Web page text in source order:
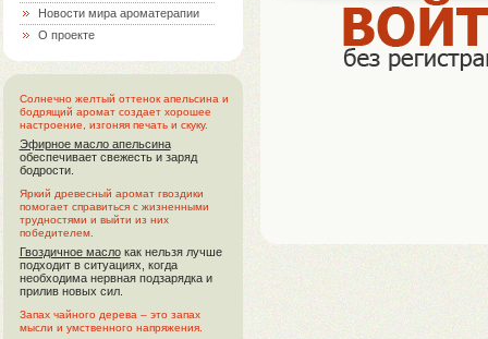
Новости мира ароматерапии
О проекте
Солнечно желтый оттенок апельсина и
бодрящий аромат создает хорошее
настроение, изгоняя печать и скуку.
Эфирное масло апельсина
обеспечивает свежесть и заряд
бодрости.
Яркий древесный аромат гвоздики
помогает справиться с жизненными
трудностями и выйти из них
победителем.
Гвоздичное маслокак нельзя лучше
подходит в ситуациях, когда
необходима нервная подзарядка и
прилив новых сил.
Запах чайного дерева – это запах
мысли и умственного напряжения.